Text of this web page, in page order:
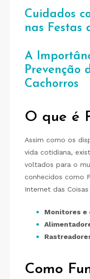
Cuidados
nas Festas
A
Prevenção
Cachorros
O que é
Assim como os
vida cotidiana,
voltados para o
conhecidos como
Internet das
Monitores e
Como